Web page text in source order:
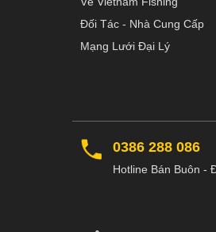
Đối Tác - Nhà Cung Cấp
Mạng Lưới Đại Lý
0386 288 086
Hotline Bán Buôn -